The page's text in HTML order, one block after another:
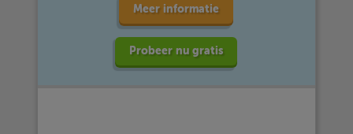
Meer informatie
Probeer nu gratis